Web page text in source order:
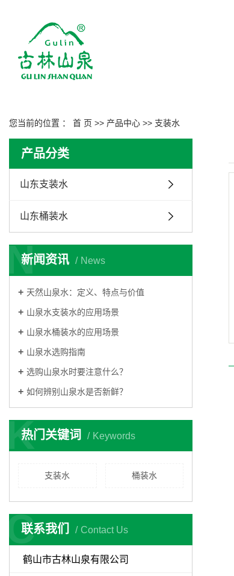
您当前的位置 ： 首 页 >> 产品中心 >> 支装水
产品分类
山东支装水
山东桶装水
新闻资讯 News
N
天然山泉水：定义、特点与价值
山泉水支装水的应用场景
山泉水桶装水的应用场景
山泉水选购指南
选购山泉水时要注意什么？
如何辨别山泉水是否新鲜？
热门关键词 Keywords
K
支装水 桶装水
联系我们 Contact Us
C
鹤山市古林山泉有限公司